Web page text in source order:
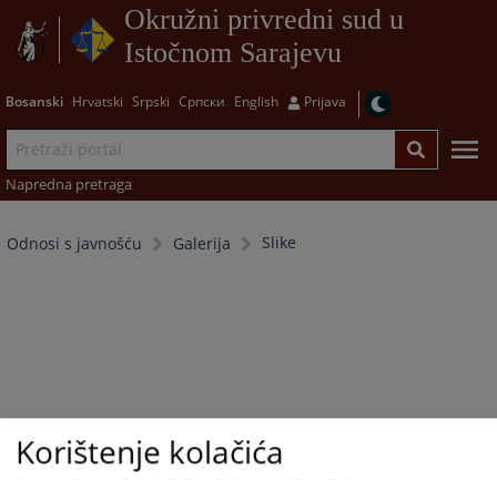
Okružni privredni sud u
Istočnom Sarajevu
Bosanski Hrvatski Srpski Српски English Prijava
Napredna pretraga
Odnosi s javnošću Galerija Slike
Korištenje kolačića